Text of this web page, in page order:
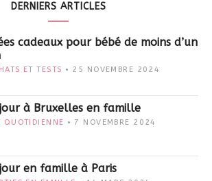
DERNIERS ARTICLES
cadeaux pour bébé de moins d’un
ET TESTS 25 NOVEMBRE 2024
à Bruxelles en famille
QUOTIDIENNE 7 NOVEMBRE 2024
en famille à Paris